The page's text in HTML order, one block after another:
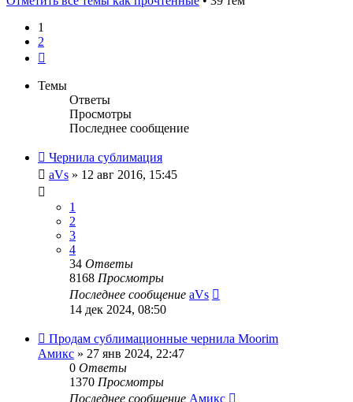
1
2
Темы
Ответы
Просмотры
Последнее сообщение
Чернила сублимация
aVs » 12 авг 2016, 15:45
1
2
3
4
34 Ответы
8168 Просмотры
Последнее сообщение aVs
14 дек 2024, 08:50
Продам сублимационные чернила Moorim
Амикс » 27 янв 2024, 22:47
0 Ответы
1370 Просмотры
Последнее сообщение Амикс